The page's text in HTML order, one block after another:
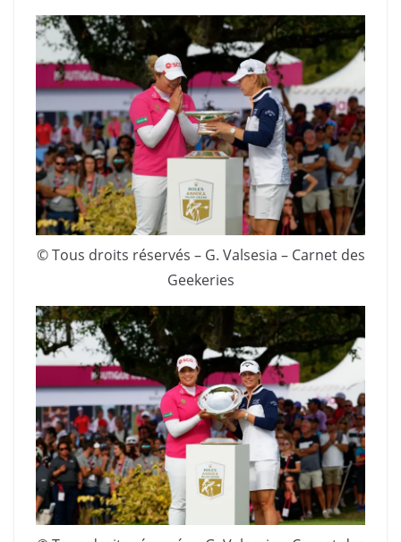
© Tous droits réservés – G. Valsesia – Carnet des
Geekeries